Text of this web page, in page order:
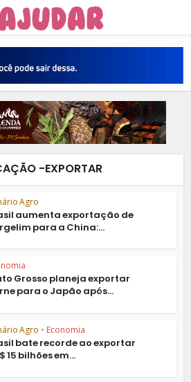
-EXPORTAR
Agro
aumenta exportação de
para a China:...
Grosso planeja exportar
para o Japão após...
Agro • Economia
bate recorde ao exportar
15 bilhões em...